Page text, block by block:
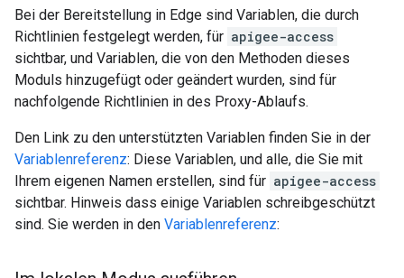
Bei der Bereitstellung in Edge sind Variablen, die durch
Richtlinien festgelegt werden, für apigee-access
sichtbar, und Variablen, die von den Methoden dieses
Moduls hinzugefügt oder geändert wurden, sind für
nachfolgende Richtlinien in des Proxy-Ablaufs.
Den Link zu den unterstützten Variablen finden Sie in der
Variablenreferenz: Diese Variablen, und alle, die Sie mit
Ihrem eigenen Namen erstellen, sind für apigee-access
sichtbar. Hinweis dass einige Variablen schreibgeschützt
sind. Sie werden in den Variablenreferenz: